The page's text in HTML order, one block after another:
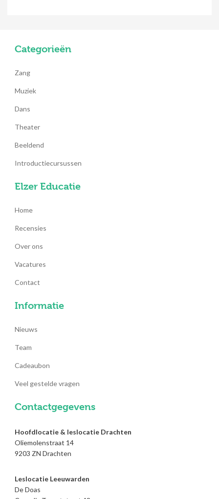
Categorieën
Zang
Muziek
Dans
Theater
Beeldend
Introductiecursussen
Elzer Educatie
Home
Recensies
Over ons
Vacatures
Contact
Informatie
Nieuws
Team
Cadeaubon
Veel gestelde vragen
Contactgegevens
Hoofdlocatie & leslocatie Drachten
Oliemolenstraat 14
9203 ZN Drachten
Leslocatie Leeuwarden
De Doas